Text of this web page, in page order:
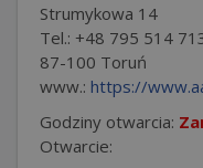
Strumykowa 14
Tel.: +48 795 514
87-100 Toruń
www.: https://
Godziny otwarcia:
Otwarcie: